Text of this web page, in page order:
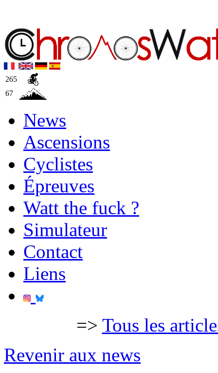
265
67
News
Ascensions
Cyclistes
Épreuves
Watt the fuck ?
Simulateur
Contact
Liens
=> Tous les
Revenir aux news